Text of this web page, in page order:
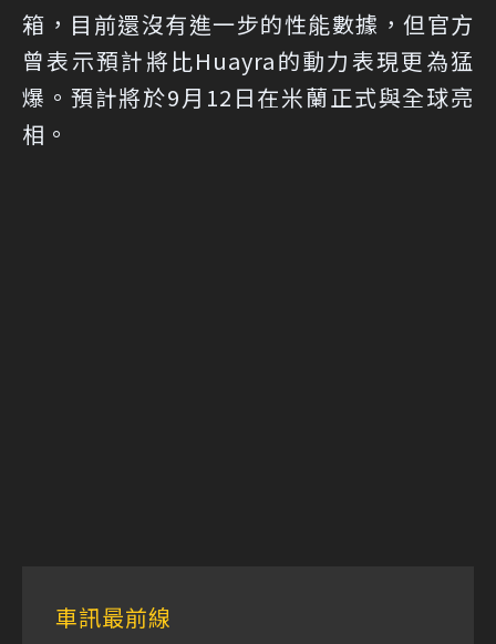
箱，目前還沒有進一步的性能數據，但官方
曾表示預計將比Huayra的動力表現更為猛
爆。預計將於9月12日在米蘭正式與全球亮
相。
車訊最前線